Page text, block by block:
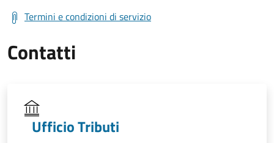
Termini e condizioni di servizio
Contatti
Ufficio Tributi